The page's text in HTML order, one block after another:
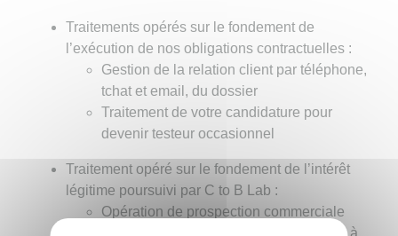
Traitements opérés sur le fondement de
l’exécution de nos obligations contractuelles :
Gestion de la relation client par téléphone,
tchat et email, du dossier
Traitement de votre candidature pour
devenir testeur occasionnel
Traitement opéré sur le fondement de l’intérêt
légitime poursuivi par C to B Lab :
Opération de prospection commerciale
auprès de nos clients et professionnels à